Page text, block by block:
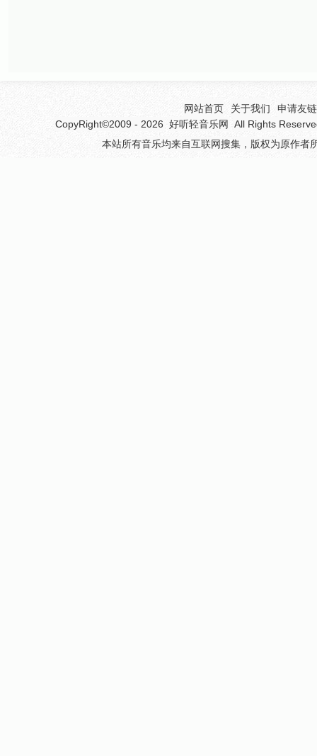
网站首页 关于我们
申请友
CopyRight©2009 - 2026 好听轻音乐网
All Rights
本站所有音乐均来自互联网搜集，版权为原作者